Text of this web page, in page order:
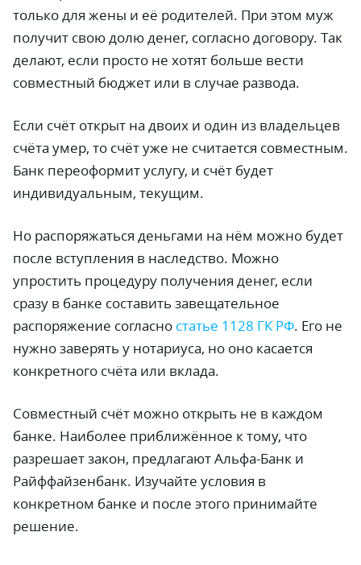
только для жены и её родителей. При этом муж
получит свою долю денег, согласно договору. Так
делают, если просто не хотят больше вести
совместный бюджет или в случае развода.
Если счёт открыт на двоих и один из владельцев
счёта умер, то счёт уже не считается совместным.
Банк переоформит услугу, и счёт будет
индивидуальным, текущим.
Но распоряжаться деньгами на нём можно будет
после вступления в наследство. Можно
упростить процедуру получения денег, если
сразу в банке составить завещательное
распоряжение согласно статье 1128 ГК РФ. Его не
нужно заверять у нотариуса, но оно касается
конкретного счёта или вклада.
Совместный счёт можно открыть не в каждом
банке. Наиболее приближённое к тому, что
разрешает закон, предлагают Альфа-Банк и
Райффайзенбанк. Изучайте условия в
конкретном банке и после этого принимайте
решение.